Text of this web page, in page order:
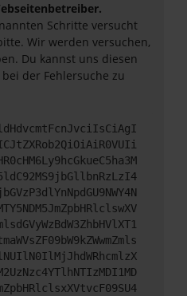
Schritte versucht
Wir werden versuchen,
Du kannst uns diesen
der Fehlersuche zu